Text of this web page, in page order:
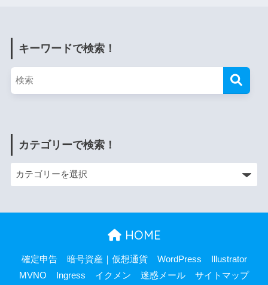
キーワードで検索！
カテゴリーで検索！
HOME
確定申告 暗号資産｜仮想通貨 WordPress
Illustrator
MVNO
Ingress イクメン 迷惑メール サイトマップ